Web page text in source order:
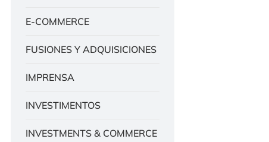
E-COMMERCE
FUSIONES Y ADQUISICIONES
IMPRENSA
INVESTIMENTOS
INVESTMENTS & COMMERCE